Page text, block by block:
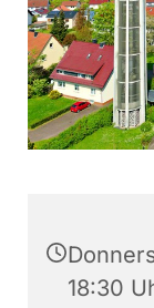
18:30